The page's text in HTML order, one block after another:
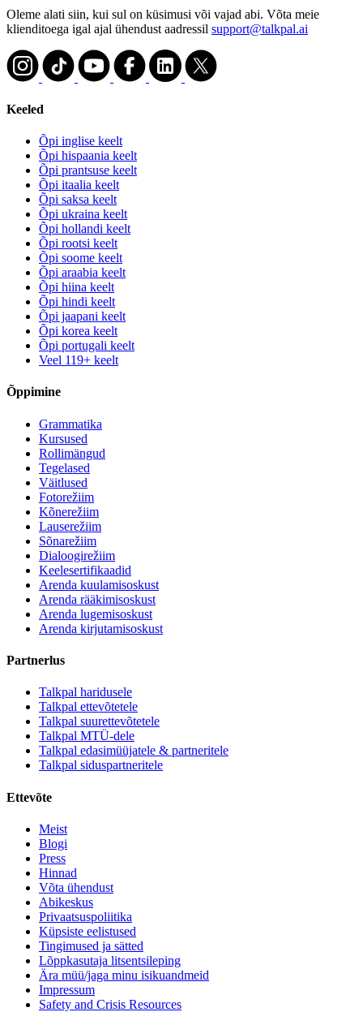
Oleme alati siin, kui sul on küsimusi või vajad abi. Võta meie
klienditoega igal ajal ühendust aadressil support@talkpal.ai
Keeled
Õpi inglise keelt
Õpi hispaania keelt
Õpi prantsuse keelt
Õpi itaalia keelt
Õpi saksa keelt
Õpi ukraina keelt
Õpi hollandi keelt
Õpi rootsi keelt
Õpi soome keelt
Õpi araabia keelt
Õpi hiina keelt
Õpi hindi keelt
Õpi jaapani keelt
Õpi korea keelt
Õpi portugali keelt
Veel 119+ keelt
Õppimine
Grammatika
Kursused
Rollimängud
Tegelased
Väitlused
Fotorežiim
Kõnerežiim
Lauserežiim
Sõnarežiim
Dialoogirežiim
Keelesertifikaadid
Arenda kuulamisoskust
Arenda rääkimisoskust
Arenda lugemisoskust
Arenda kirjutamisoskust
Partnerlus
Talkpal haridusele
Talkpal ettevõtetele
Talkpal suurettevõtetele
Talkpal MTÜ-dele
Talkpal edasimüüjatele & partneritele
Talkpal siduspartneritele
Ettevõte
Meist
Blogi
Press
Hinnad
Võta ühendust
Abikeskus
Privaatsuspoliitika
Küpsiste eelistused
Tingimused ja sätted
Lõppkasutaja litsentsileping
Ära müü/jaga minu isikuandmeid
Impressum
Safety and Crisis Resources